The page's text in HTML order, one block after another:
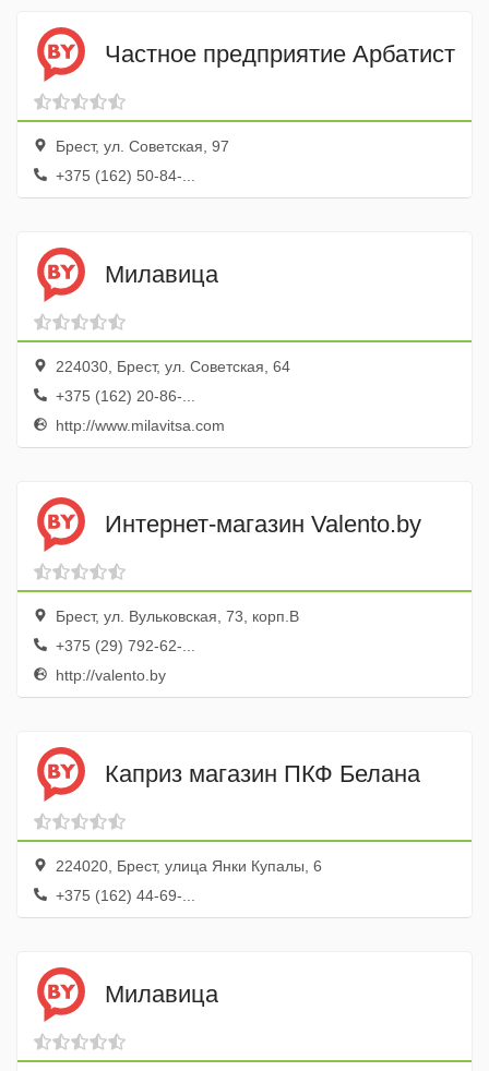
Частное предприятие Арбатист
Брест, ул. Советская, 97
+375 (162) 50-84-...
Милавица
224030, Брест, ул. Советская, 64
+375 (162) 20-86-...
http://www.milavitsa.com
Интернет-магазин Valento.by
Брест, ул. Вульковская, 73, корп.В
+375 (29) 792-62-...
http://valento.by
Каприз магазин ПКФ Белана
224020, Брест, улица Янки Купалы, 6
+375 (162) 44-69-...
Милавица